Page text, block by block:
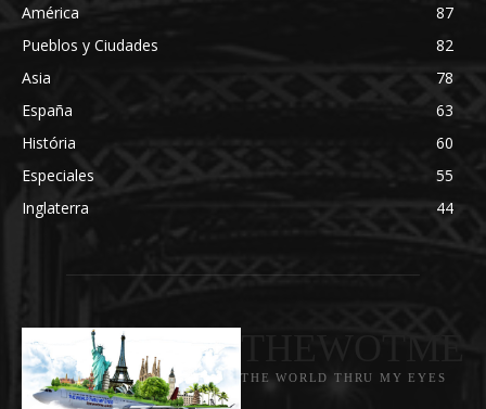
América
87
Pueblos y Ciudades
82
Asia
78
España
63
História
60
Especiales
55
Inglaterra
44
THE WORLD THRU MY EYES